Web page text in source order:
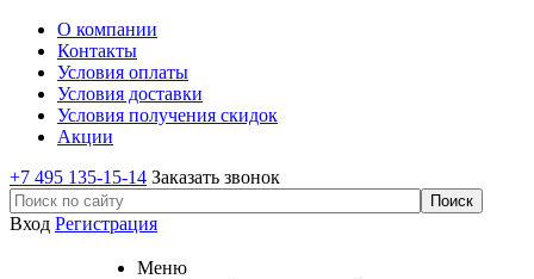
О компании
Контакты
Условия оплаты
Условия доставки
Условия получения скидок
Акции
+7 495 135-15-14 Заказать звонок
Вход Регистрация
Меню